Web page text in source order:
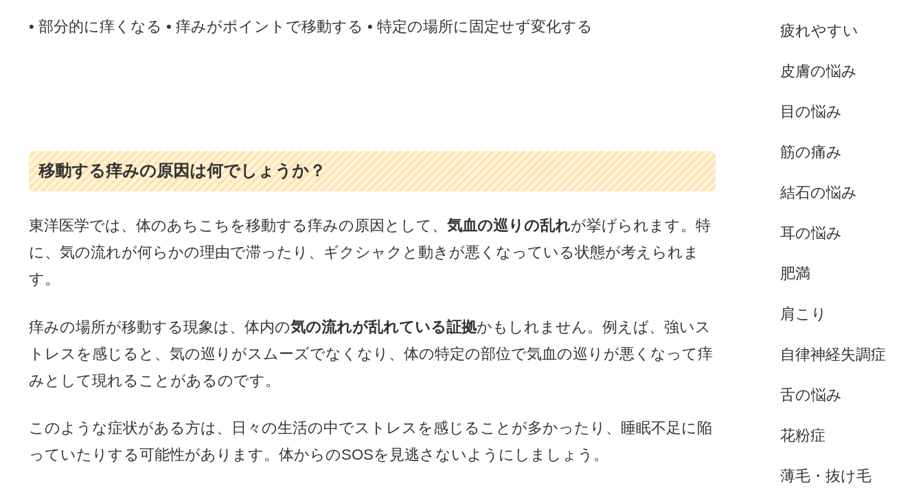
• 部分的に痒くなる • 痒みがポイントで移動する • 特定の場所に固定せず変化する
移動する痒みの原因は何でしょうか？
東洋医学では、体のあちこちを移動する痒みの原因として、 気血の巡りの乱れが挙げられます。特
に、気の流れが何らかの理由で滞ったり、ギクシャクと動きが悪くなっている状態が考えられま
す。
痒みの場所が移動する現象は、体内の気の流れが乱れている証拠かもしれません。例えば、強いス
トレスを感じると、気の巡りがスムーズでなくなり、体の特定の部位で気血の巡りが悪くなって痒
みとして現れることがあるのです。
このような症状がある方は、日々の生活の中でストレスを感じることが多かったり、睡眠不足に陥
っていたりする可能性があります。体からのSOSを見逃さないようにしましょう。
疲れやすい
皮膚の悩み
目の悩み
筋の痛み
結石の悩み
耳の悩み
肥満
肩こり
自律神経失調症
舌の悩み
花粉症
薄毛・抜け毛